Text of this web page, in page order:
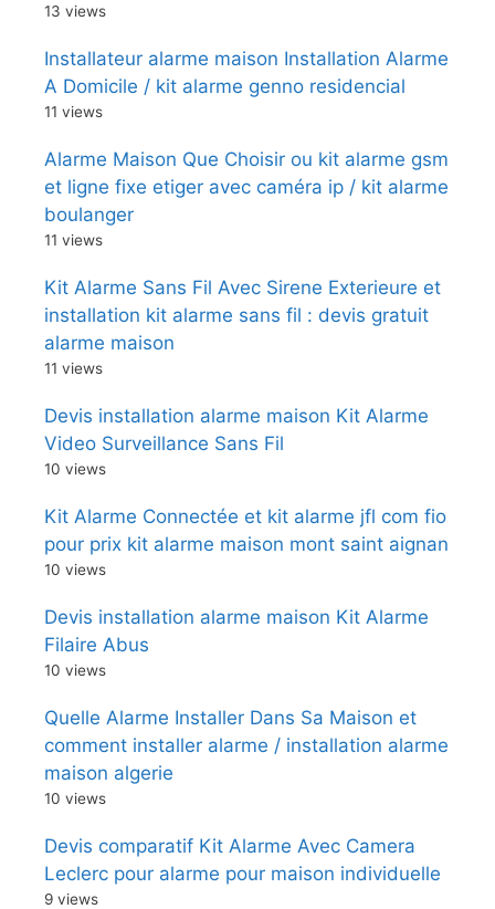
13 views
Installateur alarme maison Installation Alarme
A Domicile / kit alarme genno residencial
11 views
Alarme Maison Que Choisir ou kit alarme gsm
et ligne fixe etiger avec caméra ip / kit alarme
boulanger
11 views
Kit Alarme Sans Fil Avec Sirene Exterieure et
installation kit alarme sans fil : devis gratuit
alarme maison
11 views
Devis installation alarme maison Kit Alarme
Video Surveillance Sans Fil
10 views
Kit Alarme Connectée et kit alarme jfl com fio
pour prix kit alarme maison mont saint aignan
10 views
Devis installation alarme maison Kit Alarme
Filaire Abus
10 views
Quelle Alarme Installer Dans Sa Maison et
comment installer alarme / installation alarme
maison algerie
10 views
Devis comparatif Kit Alarme Avec Camera
Leclerc pour alarme pour maison individuelle
9 views